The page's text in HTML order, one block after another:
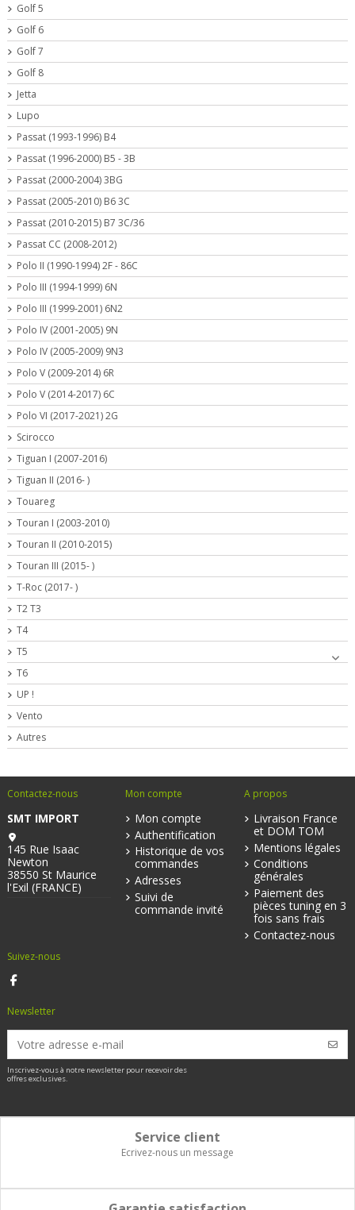
Golf 5
Golf 6
Golf 7
Golf 8
Jetta
Lupo
Passat (1993-1996) B4
Passat (1996-2000) B5 - 3B
Passat (2000-2004) 3BG
Passat (2005-2010) B6 3C
Passat (2010-2015) B7 3C/36
Passat CC (2008-2012)
Polo II (1990-1994) 2F - 86C
Polo III (1994-1999) 6N
Polo III (1999-2001) 6N2
Polo IV (2001-2005) 9N
Polo IV (2005-2009) 9N3
Polo V (2009-2014) 6R
Polo V (2014-2017) 6C
Polo VI (2017-2021) 2G
Scirocco
Tiguan I (2007-2016)
Tiguan II (2016- )
Touareg
Touran I (2003-2010)
Touran II (2010-2015)
Touran III (2015- )
T-Roc (2017- )
T2 T3
T4
T5
T6
UP !
Vento
Autres
Contactez-nous
SMT IMPORT
145 Rue Isaac
Newton
38550 St Maurice
l'Exil (FRANCE)
Mon compte
Mon compte
Authentification
Historique de vos
commandes
Adresses
Suivi de
commande invité
A propos
Livraison France
et DOM TOM
Mentions légales
Conditions
générales
Paiement des
pièces tuning en 3
fois sans frais
Contactez-nous
Suivez-nous
Newsletter
Inscrivez-vous à notre newsletter pour recevoir des
offres exclusives.
Service client
Ecrivez-nous un message